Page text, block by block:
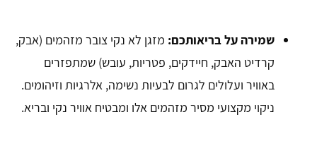
שמירה על בריאותכם: מזגן לא נקי צובר מזהמים (אבק,
קרדיט האבק, חיידקים, פטריות, עובש) שמתפזרים
באוויר ועלולים לגרום לבעיות נשימה, אלרגיות וזיהומים.
ניקוי מקצועי מסיר מזהמים אלו ומבטיח אוויר נקי ובריא.